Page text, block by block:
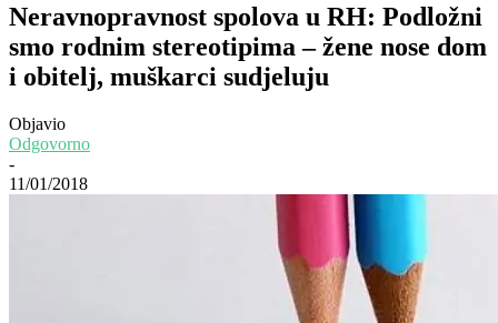
Neravnopravnost spolova u RH: Podložni
smo rodnim stereotipima – žene nose dom
i obitelj, muškarci sudjeluju
Objavio
Odgovorno
-
11/01/2018